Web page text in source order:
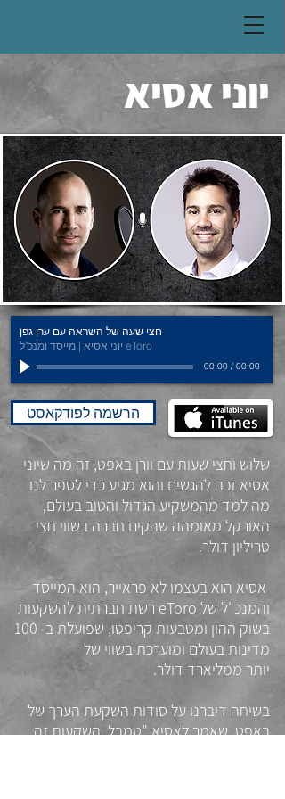
יוני אסיא
חצי שעה של השראה עם ערן גפן
יוני אסיא | מייסד ומנכ"ל eToro
00:00/ 00:00
הרשמה לפודקאסט
שלוש וחצי שעות עם וורן באפט, זה מה שיוני
אסיא זכה להגשים והוא מגיע כדי לספר לנו
מה למד מהמשקיע הגדול והטוב בעולם,
האורקל מאומהה שהקים חברה בשווי חצי
טריליון דולר.
אסיא הוא בעצמו לא פראייר, הוא המייסד
והמנכ"ל של eToro רשת חברתית להשקעות
בשוק ההון ומטבעות קריפטו, שפועלת ב- 100
מדינות בעולם ומוערכת בשווי של
יותר ממליארד דולר.
בשיחה דיברנו על סודות השקעת הערך של
באפט, שאמר לאסיא "טמבל, השקעות זה